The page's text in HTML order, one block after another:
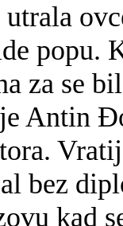
popu.
za se
Antin
bez
kad